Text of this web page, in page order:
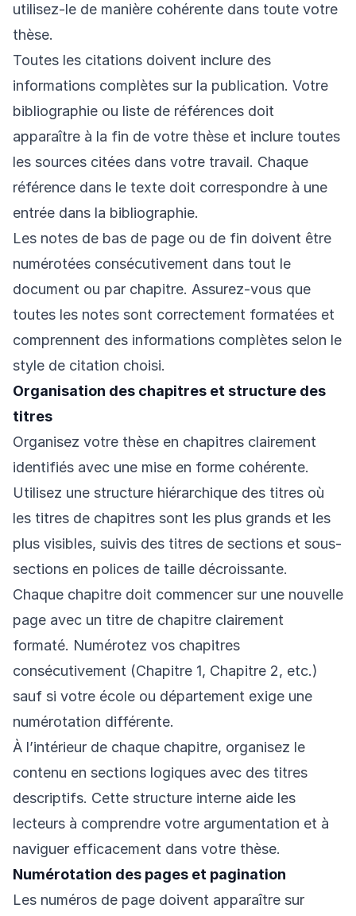
utilisez-le de manière cohérente dans toute votre
thèse.
Toutes les citations doivent inclure des
informations complètes sur la publication. Votre
bibliographie ou liste de références doit
apparaître à la fin de votre thèse et inclure toutes
les sources citées dans votre travail. Chaque
référence dans le texte doit correspondre à une
entrée dans la bibliographie.
Les notes de bas de page ou de fin doivent être
numérotées consécutivement dans tout le
document ou par chapitre. Assurez-vous que
toutes les notes sont correctement formatées et
comprennent des informations complètes selon le
style de citation choisi.
Organisation des chapitres et structure des
titres
Organisez votre thèse en chapitres clairement
identifiés avec une mise en forme cohérente.
Utilisez une structure hiérarchique des titres où
les titres de chapitres sont les plus grands et les
plus visibles, suivis des titres de sections et sous-
sections en polices de taille décroissante.
Chaque chapitre doit commencer sur une nouvelle
page avec un titre de chapitre clairement
formaté. Numérotez vos chapitres
consécutivement (Chapitre 1, Chapitre 2, etc.)
sauf si votre école ou département exige une
numérotation différente.
À l’intérieur de chaque chapitre, organisez le
contenu en sections logiques avec des titres
descriptifs. Cette structure interne aide les
lecteurs à comprendre votre argumentation et à
naviguer efficacement dans votre thèse.
Numérotation des pages et pagination
Les numéros de page doivent apparaître sur